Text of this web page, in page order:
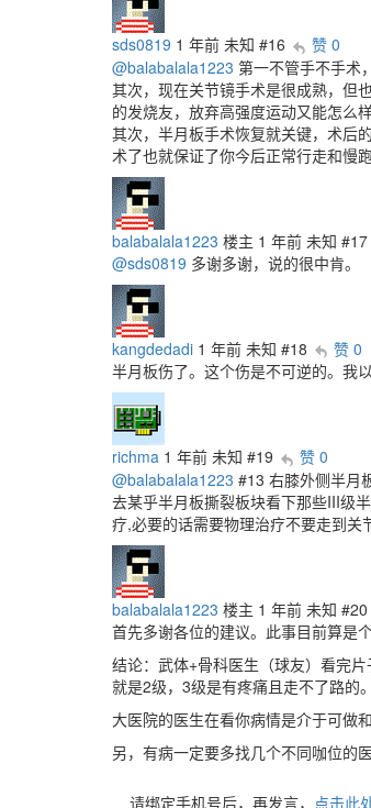
sds0819 1 年前 未知 #16
赞 0
@balabalala1223 第一不管手不手术
其次，现在关节镜手术是很成熟，但
的发烧友，放弃高强度运动又能怎么样
其次，半月板手术恢复就关键，术后
术了也就保证了你今后正常行走和慢
balabalala1223 楼主 1 年前 未知 #17
@sds0819 多谢多谢，说的很中肯。
kangdedadi 1 年前 未知 #18
赞 0
半月板伤了。这个伤是不可逆的。我
richma 1 年前 未知 #19
赞 0
@balabalala1223 #13 右膝外侧半月
去某乎半月板撕裂板块看下那些III级
疗,必要的话需要物理治疗不要走到关
balabalala1223 楼主 1 年前 未知 #20
首先多谢各位的建议。此事目前算是个
结论：武体+骨科医生（球友）看完
就是2级，3级是有疼痛且走不了路的。
大医院的医生在看你病情是介于可做
另，有病一定要多找几个不同咖位的
请绑定手机号后，再发言， 点击此